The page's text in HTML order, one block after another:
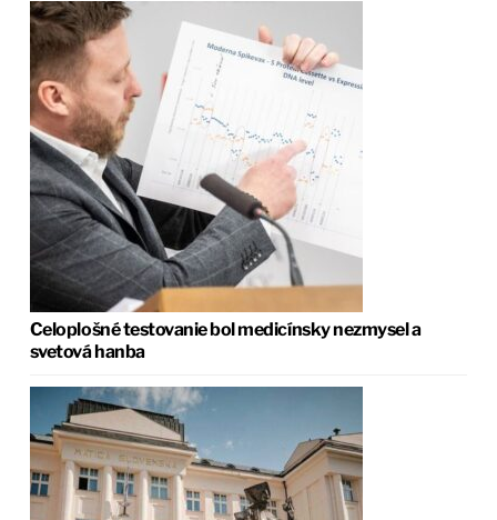
Celoplošné testovanie bol medicínsky nezmysel a
svetová hanba